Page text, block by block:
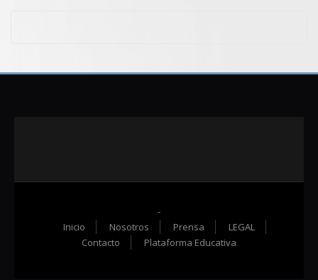
-
Inicio
Nosotros Prensa
LEGAL
Contacto
Plataforma Educativa